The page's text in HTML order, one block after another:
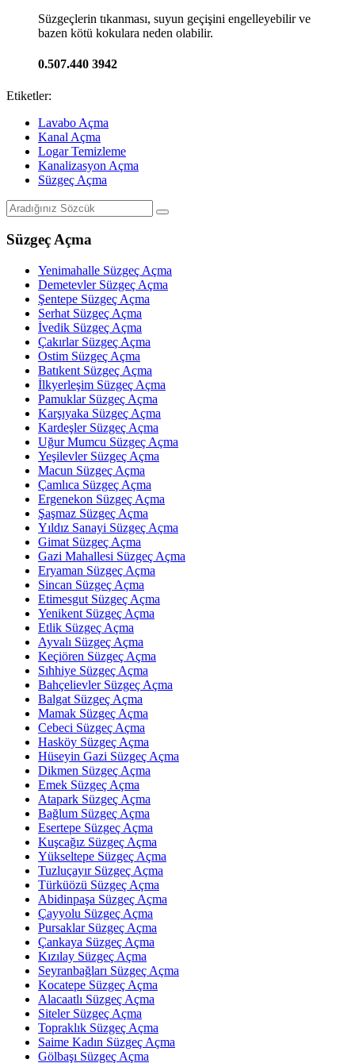
Süzgeçlerin tıkanması, suyun geçişini engelleyebilir ve
bazen kötü kokulara neden olabilir.
0.507.440 3942
Etiketler:
Lavabo Açma
Kanal Açma
Logar Temizleme
Kanalizasyon Açma
Süzgeç Açma
Süzgeç Açma
Yenimahalle Süzgeç Açma
Demetevler Süzgeç Açma
Şentepe Süzgeç Açma
Serhat Süzgeç Açma
İvedik Süzgeç Açma
Çakırlar Süzgeç Açma
Ostim Süzgeç Açma
Batıkent Süzgeç Açma
İlkyerleşim Süzgeç Açma
Pamuklar Süzgeç Açma
Karşıyaka Süzgeç Açma
Kardeşler Süzgeç Açma
Uğur Mumcu Süzgeç Açma
Yeşilevler Süzgeç Açma
Macun Süzgeç Açma
Çamlıca Süzgeç Açma
Ergenekon Süzgeç Açma
Şaşmaz Süzgeç Açma
Yıldız Sanayi Süzgeç Açma
Gimat Süzgeç Açma
Gazi Mahallesi Süzgeç Açma
Eryaman Süzgeç Açma
Sincan Süzgeç Açma
Etimesgut Süzgeç Açma
Yenikent Süzgeç Açma
Etlik Süzgeç Açma
Ayvalı Süzgeç Açma
Keçiören Süzgeç Açma
Sıhhiye Süzgeç Açma
Bahçelievler Süzgeç Açma
Balgat Süzgeç Açma
Mamak Süzgeç Açma
Cebeci Süzgeç Açma
Hasköy Süzgeç Açma
Hüseyin Gazi Süzgeç Açma
Dikmen Süzgeç Açma
Emek Süzgeç Açma
Atapark Süzgeç Açma
Bağlum Süzgeç Açma
Esertepe Süzgeç Açma
Kuşcağız Süzgeç Açma
Yükseltepe Süzgeç Açma
Tuzluçayır Süzgeç Açma
Türküözü Süzgeç Açma
Abidinpaşa Süzgeç Açma
Çayyolu Süzgeç Açma
Pursaklar Süzgeç Açma
Çankaya Süzgeç Açma
Kızılay Süzgeç Açma
Seyranbağları Süzgeç Açma
Kocatepe Süzgeç Açma
Alacaatlı Süzgeç Açma
Siteler Süzgeç Açma
Topraklık Süzgeç Açma
Saime Kadın Süzgeç Açma
Gölbaşı Süzgeç Açma